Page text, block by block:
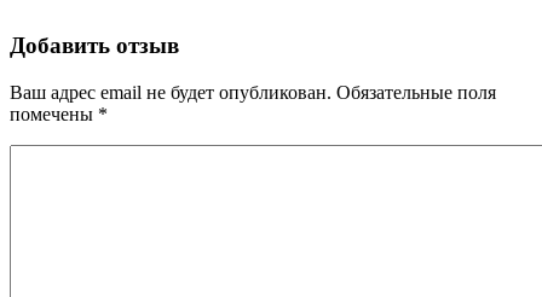
Добавить отзыв
Ваш адрес email не будет опубликован. Обязательные поля
помечены *